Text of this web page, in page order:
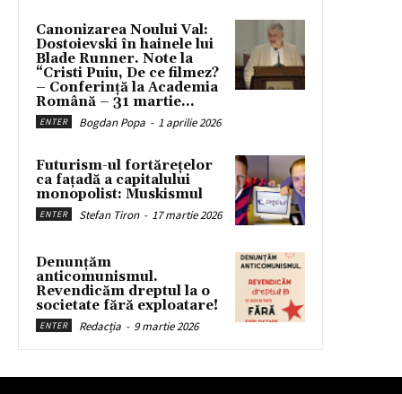
Canonizarea Noului Val:
Dostoievski în hainele lui
Blade Runner. Note la
“Cristi Puiu, De ce filmez?
– Conferință la Academia
Română – 31 martie...
ENTER Bogdan Popa - 1 aprilie 2026
Futurism-ul fortărețelor
ca fațadă a capitalului
monopolist: Muskismul
ENTER Stefan Tiron - 17 martie 2026
Denunțăm
anticomunismul.
Revendicăm dreptul la o
societate fără exploatare!
ENTER Redacția - 9 martie 2026